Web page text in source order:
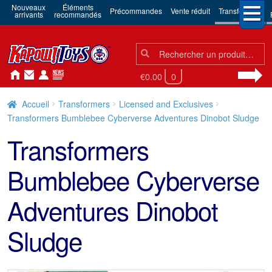
Nouveaux
arrivants
Éléments
recommandés Précommandes Vente réduit Transformers
Chercher:
Chercher
€0.00 0
Accueil Transformers
Licensed and Exclusives
Transformers Bumblebee Cyberverse Adventures Dinobot Sludge
Transformers
Bumblebee Cyberverse
Adventures Dinobot
Sludge